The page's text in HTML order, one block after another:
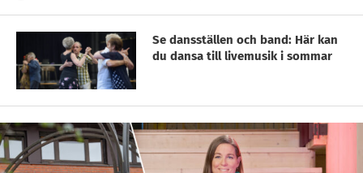
Se dansställen och band: Här kan
du dansa till livemusik i sommar